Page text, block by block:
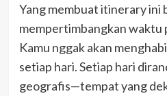
Yang membuat itinerary ini
mempertimbangkan waktu
Kamu nggak akan
setiap hari. Setiap hari
geografis—tempat yang